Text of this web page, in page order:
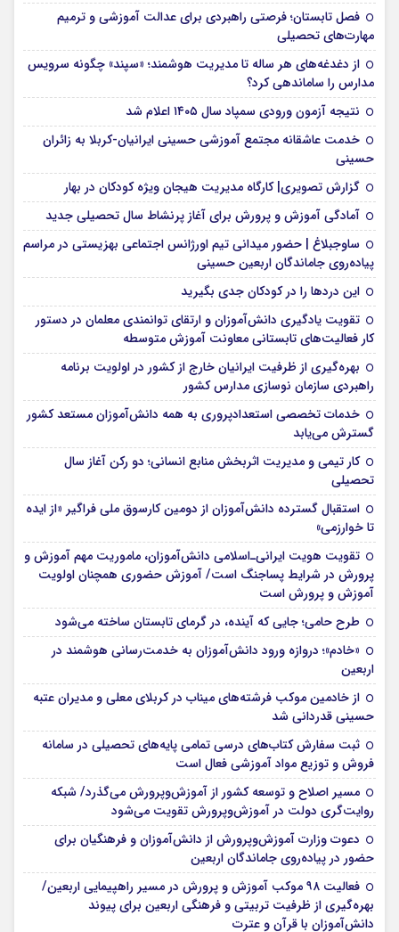
فصل تابستان؛ فرصتی راهبردی برای عدالت آموزشی و ترمیم
مهارت‌های تحصیلی
از دغدغه‌های هر ساله تا مدیریت هوشمند؛ «سپند» چگونه سرویس
مدارس را ساماندهی کرد؟
نتیجه آزمون ورودی سمپاد سال ۱۴۰۵ اعلام شد
خدمت عاشقانه مجتمع آموزشی‌ حسینی ایرانیان-کربلا به زائران
حسینی
گزارش تصویری| کارگاه مدیریت هیجان ویژه کودکان در بهار
آمادگی آموزش و پرورش برای آغاز پرنشاط سال تحصیلی جدید
ساوجبلاغ | حضور میدانی تیم اورژانس اجتماعی بهزیستی در مراسم
پیاده‌روی جاماندگان اربعین حسینی
این درد‌ها را در کودکان جدی بگیرید
تقویت یادگیری دانش‌آموزان و ارتقای توانمندی معلمان در دستور
کار فعالیت‌های تابستانی معاونت آموزش متوسطه
بهره‌گیری از ظرفیت ایرانیان خارج از کشور در اولویت برنامه
راهبردی سازمان نوسازی مدارس کشور
خدمات تخصصی استعدادپروری به همه دانش‌آموزان مستعد کشور
گسترش می‌یابد
کار تیمی و مدیریت اثربخش منابع انسانی؛ دو رکن آغاز سال
تحصیلی
استقبال گسترده دانش‌آموزان از دومین کارسوق ملی فراگیر «از ایده
تا خوارزمی»
تقویت هویت ایرانی‌ـ‌اسلامی دانش‌آموزان، ماموریت مهم آموزش و
پرورش در شرایط پساجنگ است/ آموزش حضوری همچنان اولویت
آموزش و پرورش است
طرح حامی؛ جایی که آینده، در گرمای تابستان ساخته می‌شود
«خادم»؛ دروازه ورود دانش‌آموزان به خدمت‌رسانی هوشمند در
اربعین
از خادمین موکب فرشته‌های میناب در کربلای معلی و مدیران عتبه
حسینی قدردانی شد
ثبت سفارش کتاب‌های درسی تمامی پایه‌های تحصیلی در سامانه
فروش و توزیع مواد آموزشی فعال است
مسیر اصلاح و توسعه کشور از آموزش‌وپرورش می‌گذرد/ شبکه
روایت‌‌گری دولت در آموزش‌وپرورش تقویت می‌شود
دعوت وزارت آموزش‌وپرورش از دانش‌آموزان و فرهنگیان برای
حضور در پیاده‌روی جاماندگان اربعین
فعالیت ۹۸ موکب آموزش و پرورش در مسیر راهپیمایی اربعین/
بهره‌گیری از ظرفیت تربیتی و فرهنگی اربعین برای پیوند
دانش‌آموزان با قرآن و عترت